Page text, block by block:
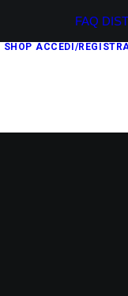
FAQ
SHOP ACCEDI/